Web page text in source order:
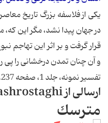
یکى از فلاسفه بزرگ تاریخ
در جهان پیدا نشد، مگر این
قرار گرفت و بر اثر این تهاجم
و آن چنان تمدن درخشانى را پى
تفسیر نمونه، جلد 1، صفحه 237.
ارسالی از ashrostaghi
مترسك